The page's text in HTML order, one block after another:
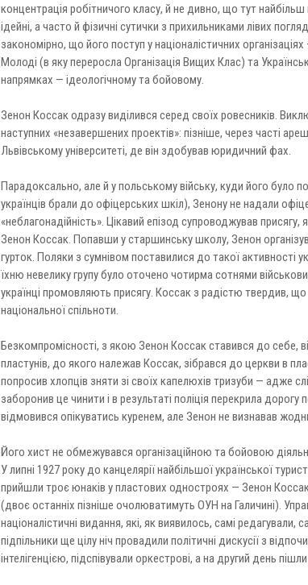
концентрація робітничого класу, й не дивно, що тут
ідейні, а часто й фізичні сутички з прихильниками лівих
закономірно, що його поступ у націоналістичних
Молоді (в яку переросла Організація Вищих Клас) та
напрямках — ідеологічному та бойовому.
Зенон Коссак одразу виділився серед своїх ровесників.
наступних «незавершених проектів»: пізніше, через часті
Львівському університеті, де він здобував юридичний фах.
Парадоксально, але й у польському війську, куди його було
українців брали до офіцерських шкіл), Зенону не надали
«неблагонадійність». Цікавий епізод супроводжував
Зенон Коссак. Попавши у старшинську школу, Зенон
гурток. Поляки з сумнівом поставилися до такої активності
їхню невелику групу було оточено чотирма сотнями
українці промовляють присягу. Коссак з радістю твердив,
національної спільноти.
Безкомпромісності, з якою Зенон Коссак ставився до себе,
пластунів, до якого належав Коссак, зібрався до церкви в
попросив хлопців зняти зі своїх капелюхів тризуби — адже
заборонив це чинити і в результаті поліція перекрила
відмовився опікуватись куренем, але Зенон не визнавав
Його хист не обмежувався організаційною та бойовою
У липні 1927 року до канцелярії найбільшої української
прийшли троє юнаків у пластових одностроях — Зенон
(двоє останніх пізніше очолюватимуть ОУН на Галичині).
націоналістичні видання, які, як виявилось, самі
підпільники ще цілу ніч провадили політичні дискусії з
інтелігенцією, підспівували оркестрові, а на другий день